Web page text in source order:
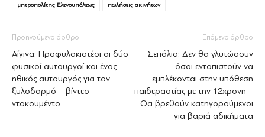
μητροπολίτης Ελενουπόλεως
πωλήσεις ακινήτων
Προηγούμενο άρθρο
Αίγινα: Προφυλακιστέοι οι δύο
φυσικοί αυτουργοί και ένας
ηθικός αυτουργός για τον
ξυλοδαρμό – βίντεο
ντοκουμέντο
Επόμενο άρθρο
Σεπόλια: Δεν θα γλυτώσουν
όσοι εντοπιστούν να
εμπλέκονται στην υπόθεση
παιδεραστίας με την 12χρονη –
Θα βρεθούν κατηγορούμενοι
για βαριά αδικήματα